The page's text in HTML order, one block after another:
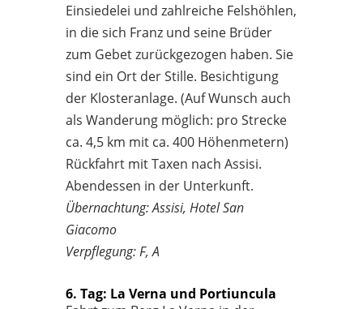
Einsiedelei und zahlreiche Felshöhlen,
in die sich Franz und seine Brüder
zum Gebet zurückgezogen haben. Sie
sind ein Ort der Stille. Besichtigung
der Klosteranlage. (Auf Wunsch auch
als Wanderung möglich: pro Strecke
ca. 4,5 km mit ca. 400 Höhenmetern)
Rückfahrt mit Taxen nach Assisi.
Abendessen in der Unterkunft.
Übernachtung: Assisi, Hotel San
Giacomo
Verpflegung: F, A
6. Tag: La Verna und Portiuncula